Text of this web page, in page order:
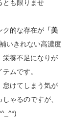
とも限りませ
ク的な存在が 「美
いきれない高濃度
栄養不足になりが
ムです。
怠けてしまう気が
ゃるのですが、